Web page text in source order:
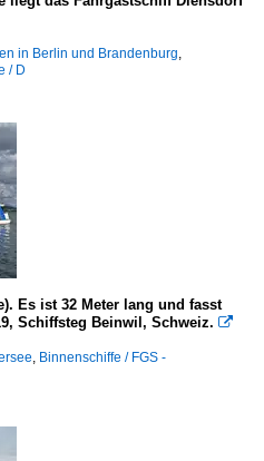
in Berlin und Brandenburg,
/ D
Es ist 32 Meter lang und fasst
Schiffsteg Beinwil, Schweiz. 
, Binnenschiffe / FGS -